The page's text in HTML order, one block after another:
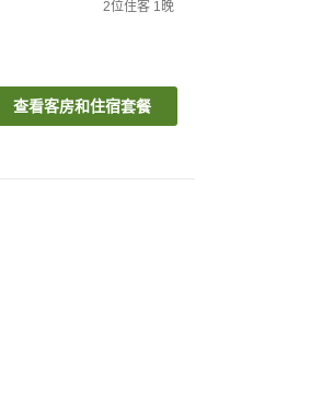
2位住客 1晚
查看客房和住宿套餐